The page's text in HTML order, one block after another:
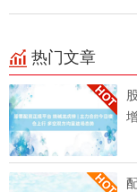
热门文章